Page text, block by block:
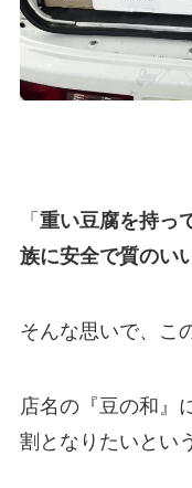
「 重い豆腐を持っ
族に安全で質のい
そんな思いで、こ
店名の『豆の和』
割となりたいとい